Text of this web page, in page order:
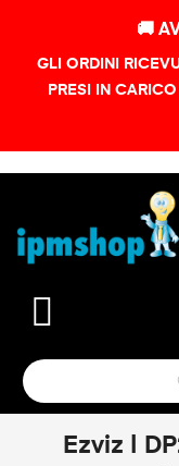
🚚
GLI ORDINI
PRESI IN
Ezviz |